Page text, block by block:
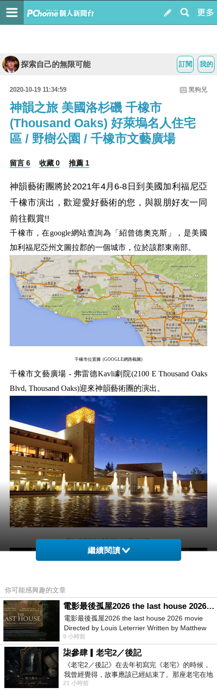
我的
訂閱
探索自己的無限可能
2020-10-19 11:34:59 黑狗兄
神韻之旅 美國洛杉磯 千橡市
(Thousand Oaks) 好萊塢名人住宅
區 / 野樹公園 / 千橡市文藝廣場
留言 6 收藏 0 推薦 1
神韻藝術團將於2021年4月 6-8 日到美國加利福尼亞
千橡市演出，歡迎愛好藝術的您，與親朋好友一同
前往觀賞!!
千橡市，在google網站查詢為「紹曾德奧克斯」，是美國
加利福尼亞州文圖拉郡的一個城市，位於該郡東南部。
千橡市位置圖 (GOOGLE網路截圖)
千橡市文藝廣場 - 弗雷德Kavli劇院(2100 E Thousand Oaks
Blvd, Thousand Oaks)迎來神韻藝術團的演出。
千橡市民藝廣場的弗雷德Kavli劇院(大紀元)
千橡市民藝廣場的 弗雷德Kavli劇院(大紀元)
繼續閱讀
你可能感興趣的文章
電影最後孤屋2026 the last house 2026 movie
電影最後孤屋2026 the last house 2026 movie
Directed by Louis Leterrier Written by Matthew
Robinson Starring Greta Lee Wa
9 小時前
柒參肆▎老宅2／後記
《老宅2／後記》在去年初寫完《老宅》的時候，
我曾經覺得，故事應該已經結束了。那座老宅在地
震中倒塌，七個人終於離開那片黑暗，
21 小時前